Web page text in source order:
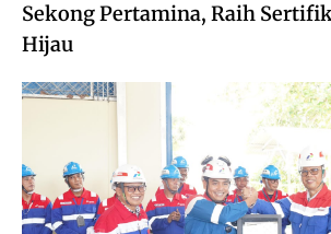
Sekong Pertamina, Raih
Hijau